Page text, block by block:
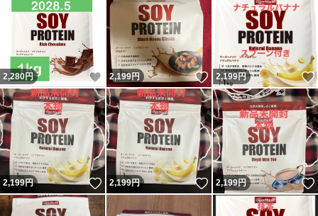
2,280円 いいね！
2,199円 いいね！
2,199円
2,199円 いいね！
2,199円 いいね！
2,199円